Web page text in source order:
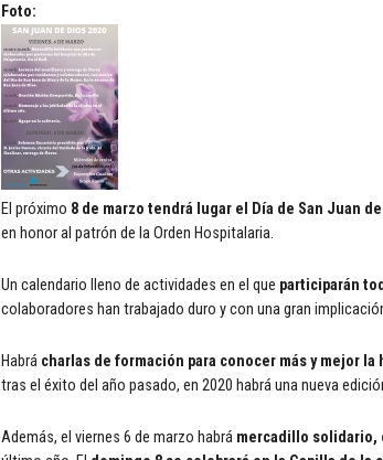
Foto:
El próximo 8 de marzo tendrá lugar el Día de San Juan
en honor al patrón de la Orden Hospitalaria.
Un calendario lleno de actividades en el que participarán
colaboradores han trabajado duro y con una gran
Habrá charlas de formación para conocer más y mejor
tras el éxito del año pasado, en 2020 habrá una nueva
Además, el viernes 6 de marzo habrá mercadillo solidario,